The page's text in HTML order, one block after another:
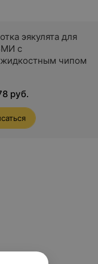
эякулята для
с
чипом
руб.